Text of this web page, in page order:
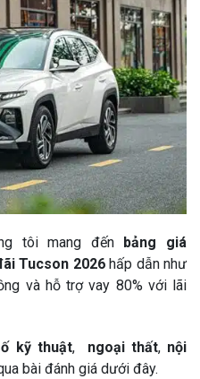
tôi mang đến
bảng giá
Tucson 2026hấp dẫn như
và hỗ trợ vay 80% với lãi
kỹ thuật, ngoại thất, nội
bài đánh giá dưới đây.